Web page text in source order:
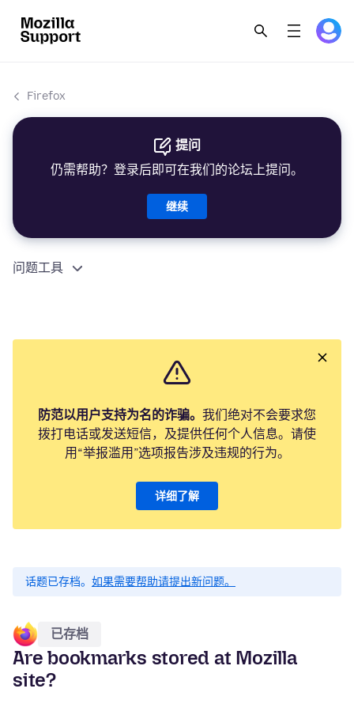
Firefox
提问
仍需帮助？登录后即可在我们的论坛上提问。
继续
问题工具
防范以用户支持为名的诈骗。 我们绝对不会要求您
拨打电话或发送短信，及提供任何个人信息。请使
用“举报滥用”选项报告涉及违规的行为。
详细了解
话题已存档。 如果需要帮助请提出新问题。
已存档
Are bookmarks stored at Mozilla
site?